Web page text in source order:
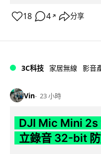
18 4 ↗ 分享
3C科技 家居無線 影音
Vin 23 小時
DJI Mic Mini 2s
立錄音 32-bit